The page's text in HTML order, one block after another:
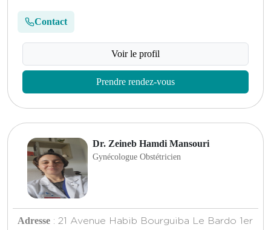
Contact
Voir le profil
Prendre rendez-vous
Dr. Zeineb Hamdi Mansouri
Gynécologue Obstétricien
Adresse : 21 Avenue Habib Bourguiba Le Bardo 1er